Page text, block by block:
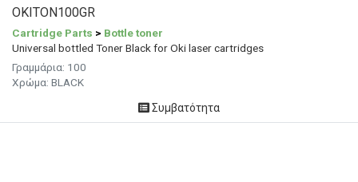
OKITON100GR
Cartridge Parts > Bottle toner
Universal bottled Toner Black for Oki laser cartridges
Γραμμάρια: 100
Χρώμα: BLACK
Συμβατότητα